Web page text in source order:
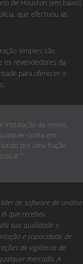
de Houston (em baixo).
que efectuou as
simples são
os revendedores da
para oferecer o
instalação da innoVi,
conta em
por uma fração
de software de análise
que recebeu
sua qualidade e
e capacidade de
de vigilância de
mercado. A